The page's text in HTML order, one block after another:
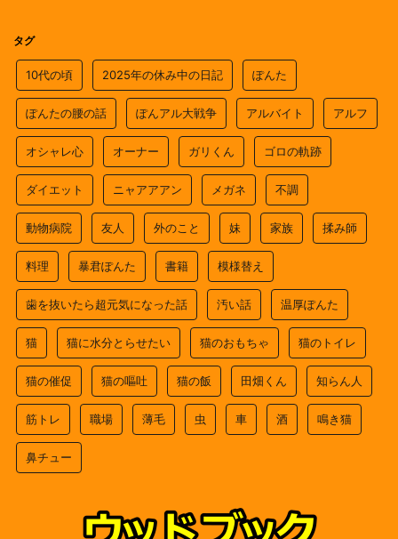
タグ
10代の頃 2025年の休み中の日記 ぽんた
ぽんたの腰の話 ぽんアル大戦争 アルバイト アルフ
オシャレ心 オーナー ガリくん ゴロの軌跡
ダイエット ニャアアアン メガネ 不調
動物病院 友人 外のこと 妹 家族 揉み師
料理 暴君ぽんた 書籍 模様替え
歯を抜いたら超元気になった話 汚い話 温厚ぽんた
猫 猫に水分とらせたい 猫のおもちゃ 猫のトイレ
猫の催促 猫の嘔吐 猫の飯 田畑くん 知らん人
筋トレ 職場 薄毛 虫 車 酒 鳴き猫
鼻チュー